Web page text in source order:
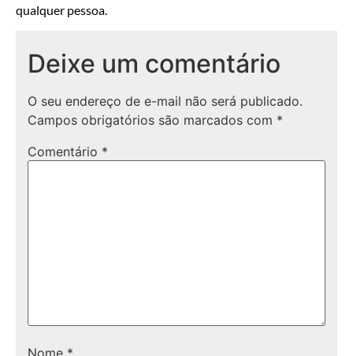
qualquer pessoa.
Deixe um comentário
O seu endereço de e-mail não será publicado.
Campos obrigatórios são marcados com *
Comentário *
Nome *